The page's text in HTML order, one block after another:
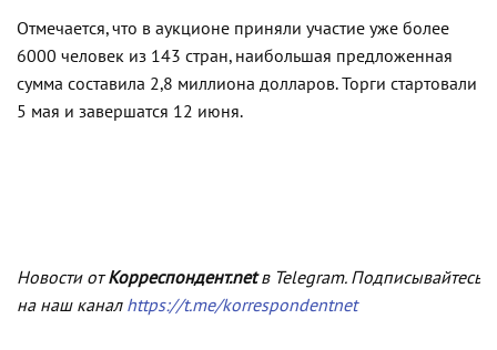
Отмечается, что в аукционе приняли участие уже более
6000 человек из 143 стран, наибольшая предложенная
сумма составила 2,8 миллиона долларов. Торги стартовали
5 мая и завершатся 12 июня.
Новости отКорреспондент.netв Telegram. Подписывайтесь
на наш канал https://t.me/korrespondentnet